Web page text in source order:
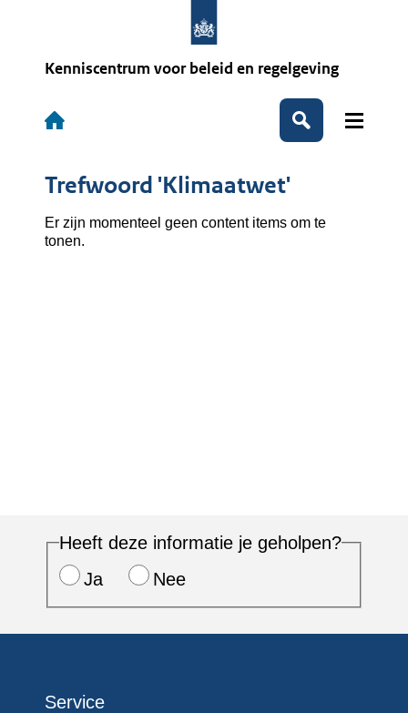
Kenniscentrum voor beleid en regelgeving
Hoofdnavigatie
Zoeken
Trefwoord 'Klimaatwet'
Er zijn momenteel geen content items om te
tonen.
Heeft deze informatie je geholpen?
Ja
Nee
Service